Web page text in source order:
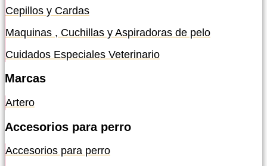
Cepillos y Cardas
Maquinas , Cuchillas y Aspiradoras de pelo
Cuidados Especiales Veterinario
Marcas
Artero
Accesorios para perro
Accesorios para perro